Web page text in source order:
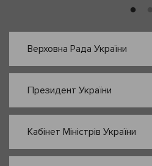
Верховна Рада України
Президент України
Кабінет Міністрів України